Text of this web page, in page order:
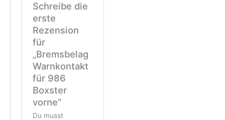
Schreibe die
erste
Rezension
für
„Bremsbelag
Warnkontakt
für 986
Boxster
vorne“
Du musst